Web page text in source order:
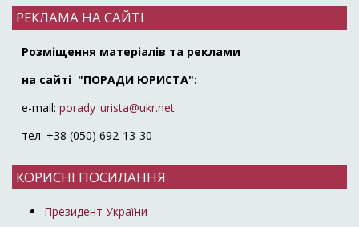
РЕКЛАМА НА САЙТІ
Розміщення матеріалів та реклами
на сайті "ПОРАДИ ЮРИСТА":
e-mail: porady_urista@ukr.net
тел: +38 (050) 692-13-30
КОРИСНІ ПОСИЛАННЯ
Президент України